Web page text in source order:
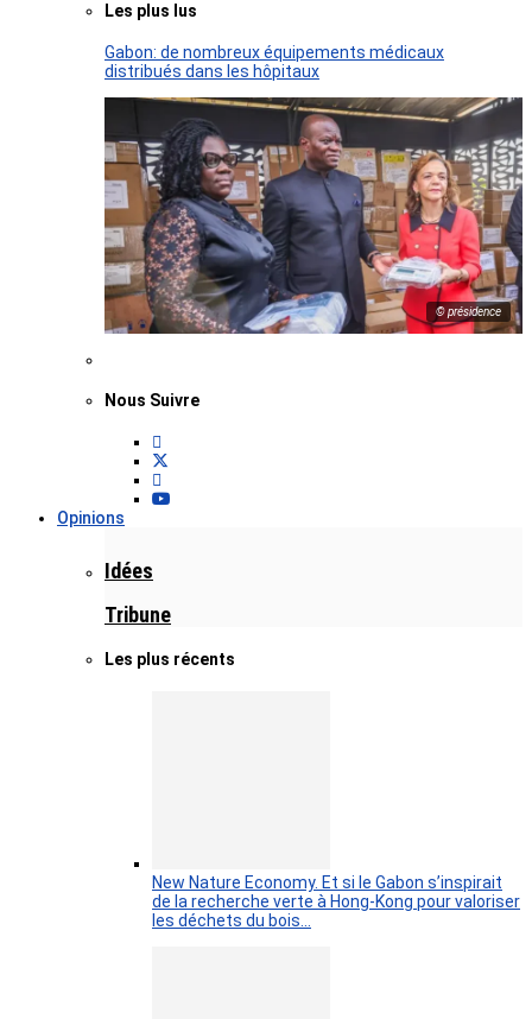
Les plus lus
Gabon: de nombreux équipements médicaux
distribués dans les hôpitaux
© présidence
Nous Suivre
Opinions
Idées
Tribune
Les plus récents
New Nature Economy. Et si le Gabon s’inspirait
de la recherche verte à Hong-Kong pour valoriser
les déchets du bois…